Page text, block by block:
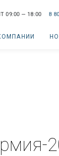
09:00 — 18:00 8